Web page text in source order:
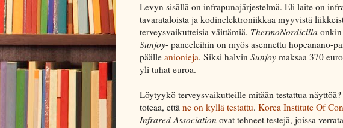
Levyn sisällä on infrapunajärjestelmä. Eli laite on
tavarataloista ja kodinelektroniikkaa myyvistä
terveysvaikutteisia väittämiä. ThermoNordicilla onkin
Sunjoy- paneeleihin on myös asennettu hopeanano-
päälle anionieja. Siksi halvin Sunjoy maksaa 370
yli tuhat euroa.
Löytyykö terveysvaikutteille mitään testattua
toteaa, että ne on kyllä testattu. Korea Institute Of
Infrared Association ovat tehneet testejä, joissa